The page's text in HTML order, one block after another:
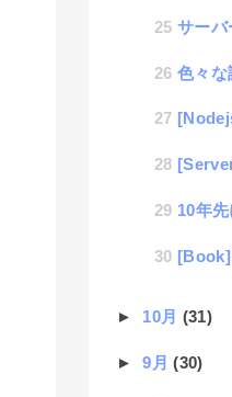
サーバーコ
色々な評
[Nodejs] fsライブ
[Server] Linuxコ
10年先に当た
[Book] 頭
► 10月 (31)
►9月(30)